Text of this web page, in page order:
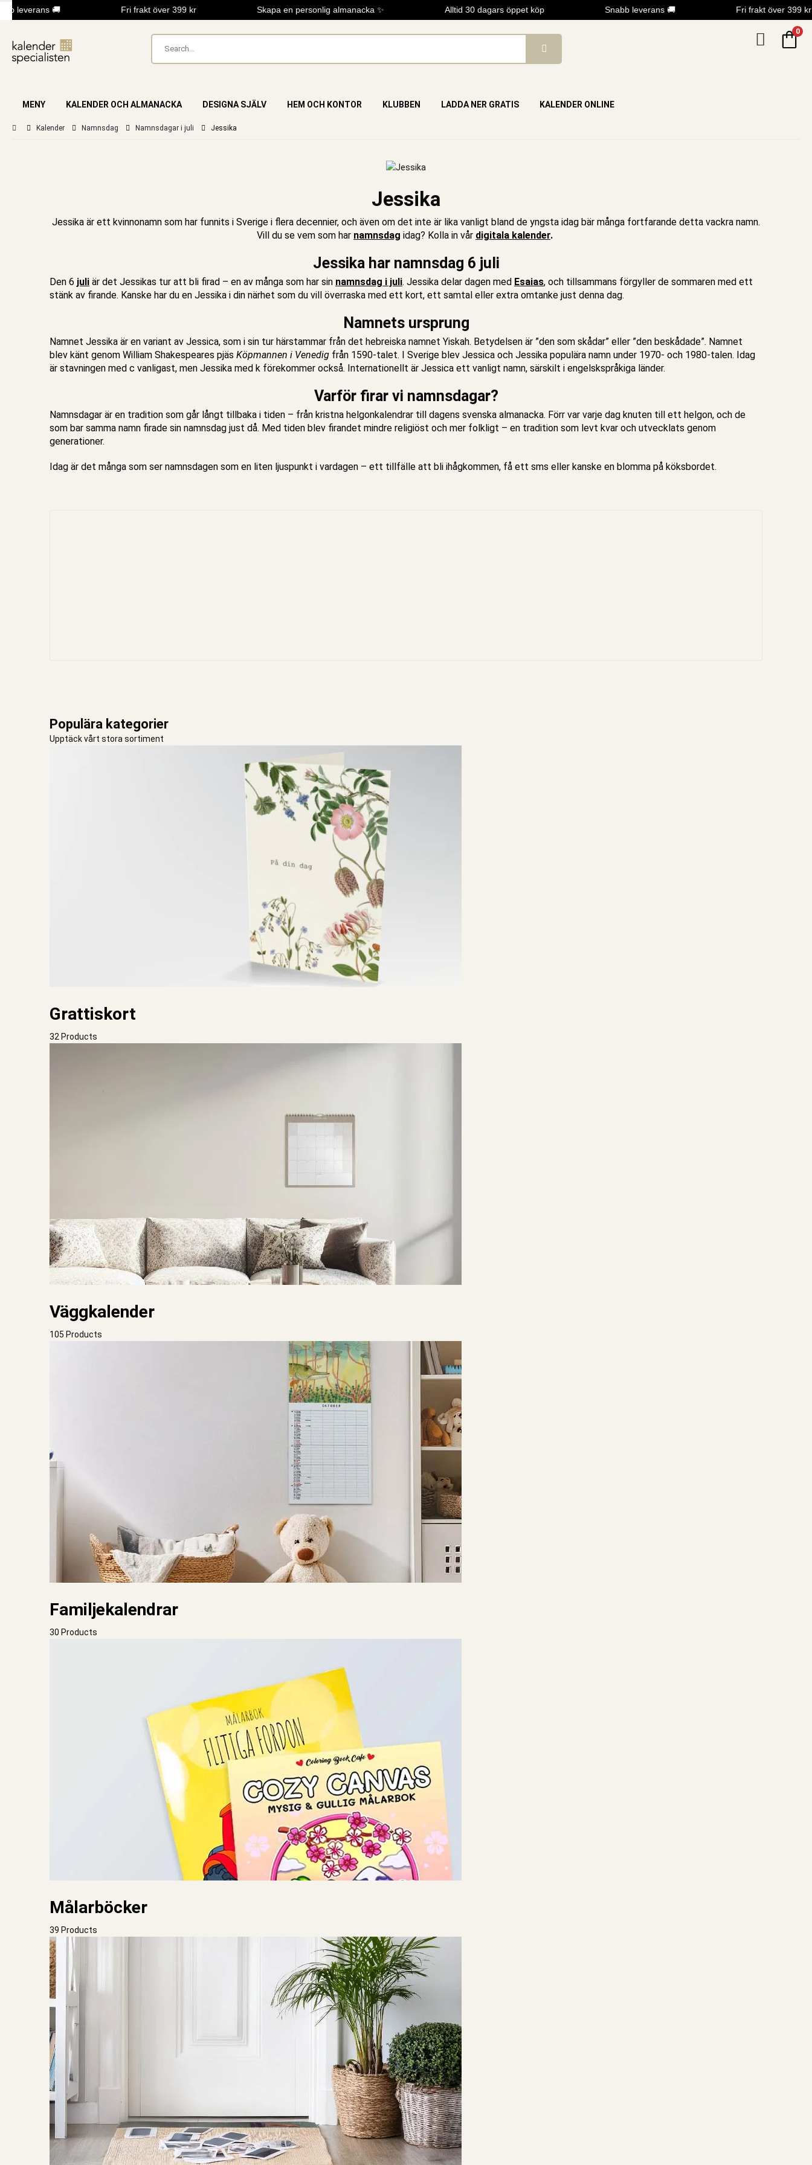
leverans 🚚 Fri frakt över 399 kr Skapa en personlig almanacka ✨ Alltid 30 dagars öppet köp Snabb leverans 🚚 Fri frakt över 399 kr
0
MENY KALENDER OCH ALMANACKA DESIGNA SJÄLV HEM OCH KONTOR KLUBBEN LADDA NER GRATIS KALENDER ONLINE
Kalender Namnsdag Namnsdagar i juli Jessika
Jessika
Jessika är ett kvinnonamn som har funnits i Sverige i flera decennier, och även om det inte är lika vanligt bland de yngsta idag bär många fortfarande detta vackra namn.
Vill du se vem som har namnsdag idag? Kolla in vår digitala kalender.
Jessika har namnsdag 6 juli
Den 6 juli är det Jessikas tur att bli firad – en av många som har sin namnsdag i juli. Jessika delar dagen med Esaias, och tillsammans förgyller de sommaren med ett
stänk av firande. Kanske har du en Jessika i din närhet som du vill överraska med ett kort, ett samtal eller extra omtanke just denna dag.
Namnets ursprung
Namnet Jessika är en variant av Jessica, som i sin tur härstammar från det hebreiska namnet Yiskah. Betydelsen är ”den som skådar” eller ”den beskådade”. Namnet
blev känt genom William Shakespeares pjäs Köpmannen i Venedig från 1590-talet. I Sverige blev Jessica och Jessika populära namn under 1970- och 1980-talen. Idag
är stavningen med c vanligast, men Jessika med k förekommer också. Internationellt är Jessica ett vanligt namn, särskilt i engelskspråkiga länder.
Varför firar vi namnsdagar?
Namnsdagar är en tradition som går långt tillbaka i tiden – från kristna helgonkalendrar till dagens svenska almanacka. Förr var varje dag knuten till ett helgon, och de
som bar samma namn firade sin namnsdag just då. Med tiden blev firandet mindre religiöst och mer folkligt – en tradition som levt kvar och utvecklats genom
generationer.
Idag är det många som ser namnsdagen som en liten ljuspunkt i vardagen – ett tillfälle att bli ihågkommen, få ett sms eller kanske en blomma på köksbordet.
Populära kategorier
Upptäck vårt stora sortiment
Grattiskort
32 Products
Väggkalender
105 Products
Familjekalendrar
30 Products
Målarböcker
39 Products